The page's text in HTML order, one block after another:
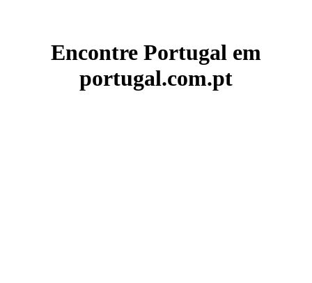
Encontre Portugal em
portugal.com.pt